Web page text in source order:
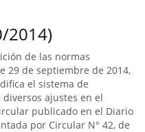
2014)
de las normas
29 de septiembre de 2014,
el sistema de
ajustes en el
publicado en el Diario
por Circular N° 42, de